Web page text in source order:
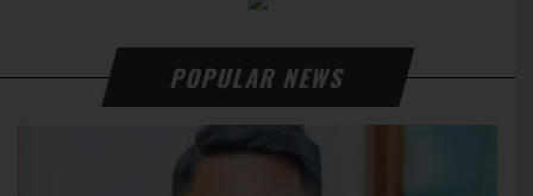
POPULAR NEWS